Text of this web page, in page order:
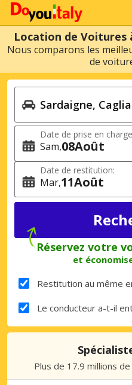
Location de Voitures
Nous comparons les
de
Date de prise en
Sam 08Août
Date de restitution:
Mar 11Août
Réservez votre
et
Restitution au même
Le conducteur a-t-il
Plus de 17.9 millions